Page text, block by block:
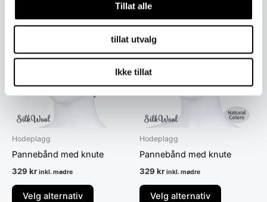
Tillat alle
tillat utvalg
Ikke tillat
Hodeplagg
Pannebånd med knute
329 kr inkl. mødre
Velg alternativ
Dette
flere
varianter.
Alternativene
Hodeplagg
Pannebånd med knute
329 kr inkl. mødre
Velg alternativ
Dette
flere
velges